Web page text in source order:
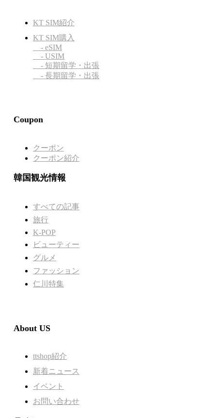
KT SIM紹介
KT SIM購入
- eSIM
- USIM
- 短期留学・出張
- 長期留学・出張
Coupon
クーポン
クーポン紹介
韓国観光情報
すべての記事
旅行
K-POP
ビューティー
グルメ
ファッション
仁川特集
About US
ttshop紹介
新着ニュース
イベント
お問い合わせ